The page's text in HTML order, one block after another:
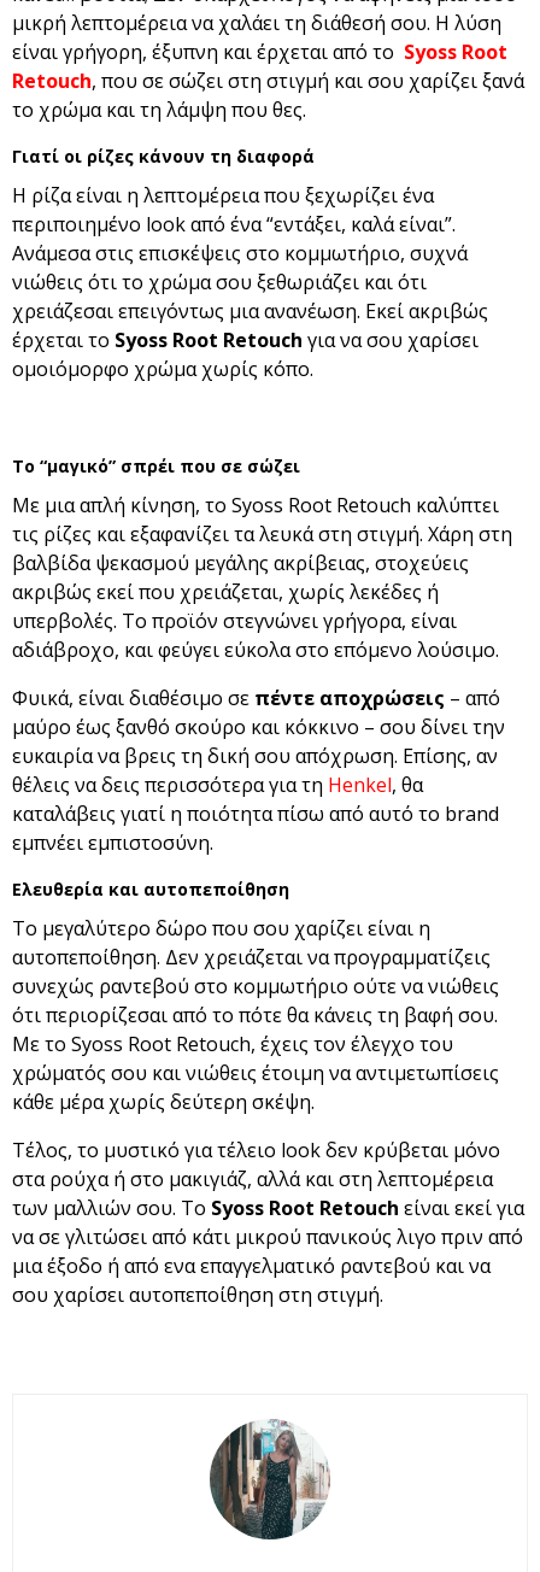
μικρή λεπτομέρεια να χαλάει τη διάθεσή σου. Η λύση
είναι γρήγορη, έξυπνη και έρχεται από το Syoss Root
Retouch, που σε σώζει στη στιγμή και σου χαρίζει ξανά
το χρώμα και τη λάμψη που θες.
Γιατί οι ρίζες κάνουν τη διαφορά
Η ρίζα είναι η λεπτομέρεια που ξεχωρίζει ένα
περιποιημένο look από ένα “εντάξει, καλά είναι”.
Ανάμεσα στις επισκέψεις στο κομμωτήριο, συχνά
νιώθεις ότι το χρώμα σου ξεθωριάζει και ότι
χρειάζεσαι επειγόντως μια ανανέωση. Εκεί ακριβώς
έρχεται το Syoss Root Retouch για να σου χαρίσει
ομοιόμορφο χρώμα χωρίς κόπο.
Το “μαγικό” σπρέι που σε σώζει
Με μια απλή κίνηση, το Syoss Root Retouch καλύπτει
τις ρίζες και εξαφανίζει τα λευκά στη στιγμή. Χάρη στη
βαλβίδα ψεκασμού μεγάλης ακρίβειας, στοχεύεις
ακριβώς εκεί που χρειάζεται, χωρίς λεκέδες ή
υπερβολές. Το προϊόν στεγνώνει γρήγορα, είναι
αδιάβροχο, και φεύγει εύκολα στο επόμενο λούσιμο.
Φυικά, είναι διαθέσιμο σε πέντε αποχρώσεις – από
μαύρο έως ξανθό σκούρο και κόκκινο – σου δίνει την
ευκαιρία να βρεις τη δική σου απόχρωση. Επίσης, αν
θέλεις να δεις περισσότερα για τη Henkel, θα
καταλάβεις γιατί η ποιότητα πίσω από αυτό το brand
εμπνέει εμπιστοσύνη.
Ελευθερία και αυτοπεποίθηση
Το μεγαλύτερο δώρο που σου χαρίζει είναι η
αυτοπεποίθηση. Δεν χρειάζεται να προγραμματίζεις
συνεχώς ραντεβού στο κομμωτήριο ούτε να νιώθεις
ότι περιορίζεσαι από το πότε θα κάνεις τη βαφή σου.
Με το Syoss Root Retouch, έχεις τον έλεγχο του
χρώματός σου και νιώθεις έτοιμη να αντιμετωπίσεις
κάθε μέρα χωρίς δεύτερη σκέψη.
Τέλος, το μυστικό για τέλειο look δεν κρύβεται μόνο
στα ρούχα ή στο μακιγιάζ, αλλά και στη λεπτομέρεια
των μαλλιών σου. Το Syoss Root Retouch είναι εκεί για
να σε γλιτώσει από κάτι μικρού πανικούς λιγο πριν από
μια έξοδο ή από ενα επαγγελματικό ραντεβού και να
σου χαρίσει αυτοπεποίθηση στη στιγμή.